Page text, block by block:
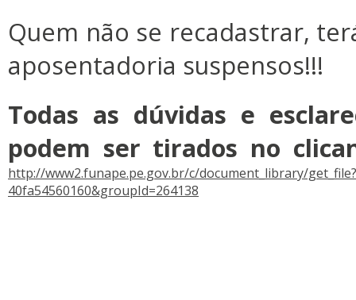
Quem não se recadastrar,
aposentadoria suspensos!!!
Todas as dúvidas e
podem ser tirados no
http://www2.funape.pe.gov.br/c/document_library/
40fa54560160&groupId=264138